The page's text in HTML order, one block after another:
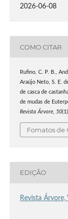
2026-06-08
COMO CITAR
Rufino, C. P. B.,
Araújo Neto, S. E.
de casca de
de mudas de
Revista Árvore, 50
Fomatos de
EDIÇÃO
Revista